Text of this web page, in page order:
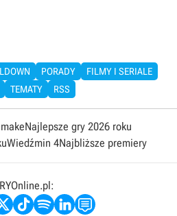
PORADY
FILMY I SERIALE
TEMATY RSS
Najlepsze gry 2026 roku
Wiedźmin 4Najbliższe premiery